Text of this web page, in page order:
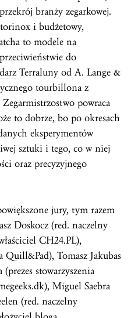
branży zegarkowej.
i budżetowy,
to modele na
do
Terraluny od A. Lange &
tourbillona z
powraca
to dobrze, bo po okresach
eksperymentów
sztuki i tego, co w niej
oraz precyzyjnego
jury, tym razem
Doskocz (red. naczelny
CH24.PL),
Tomasz Jakubas
stowarzyszenia
Miguel Saebra
(red. naczelny